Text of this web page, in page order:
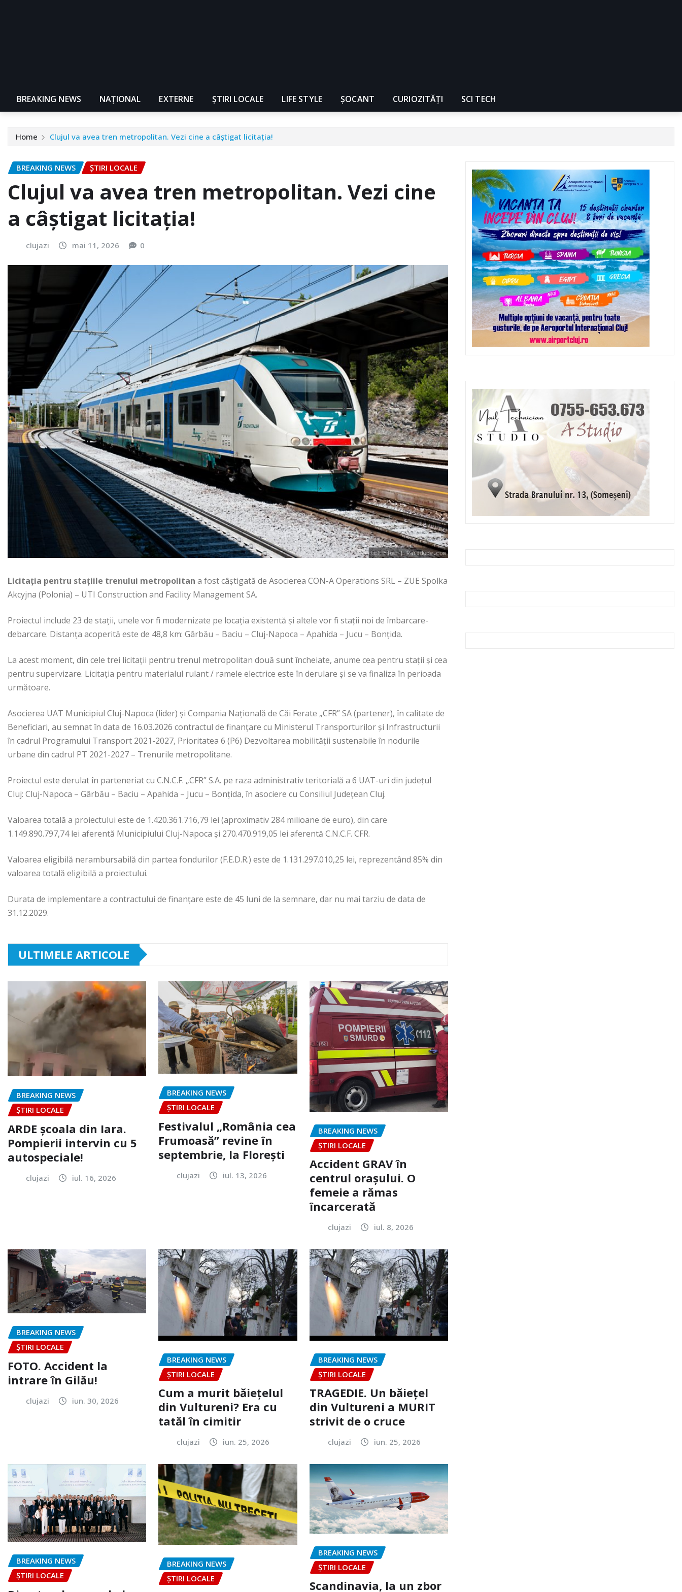
BREAKING NEWS NAŢIONAL EXTERNE ȘTIRI LOCALE LIFE STYLE ȘOCANT CURIOZITĂȚI SCI TECH
Home Clujul va avea tren metropolitan. Vezi cine a câștigat licitația!
BREAKING NEWS ȘTIRI LOCALE
Clujul va avea tren metropolitan. Vezi cine
a câștigat licitația!
clujazi mai 11, 2026 0
Licitația pentru stațiile trenului metropolitan a fost câștigată de Asocierea CON-A Operations SRL – ZUE Spolka
Akcyjna (Polonia) – UTI Construction and Facility Management SA.
Proiectul include 23 de stații, unele vor fi modernizate pe locația existentă și altele vor fi stații noi de îmbarcare-
debarcare. Distanța acoperită este de 48,8 km: Gârbău – Baciu – Cluj-Napoca – Apahida – Jucu – Bonțida.
La acest moment, din cele trei licitații pentru trenul metropolitan două sunt încheiate, anume cea pentru stații și cea
pentru supervizare. Licitația pentru materialul rulant / ramele electrice este în derulare și se va finaliza în perioada
următoare.
Asocierea UAT Municipiul Cluj-Napoca (lider) și Compania Națională de Căi Ferate „CFR” SA (partener), în calitate de
Beneficiari, au semnat în data de 16.03.2026 contractul de finanțare cu Ministerul Transporturilor și Infrastructurii
în cadrul Programului Transport 2021-2027, Prioritatea 6 (P6) Dezvoltarea mobilității sustenabile în nodurile
urbane din cadrul PT 2021-2027 – Trenurile metropolitane.
Proiectul este derulat în parteneriat cu C.N.C.F. „CFR” S.A. pe raza administrativ teritorială a 6 UAT-uri din județul
Cluj: Cluj-Napoca – Gârbău – Baciu – Apahida – Jucu – Bonţida, în asociere cu Consiliul Județean Cluj.
Valoarea totală a proiectului este de 1.420.361.716,79 lei (aproximativ 284 milioane de euro), din care
1.149.890.797,74 lei aferentă Municipiului Cluj-Napoca și 270.470.919,05 lei aferentă C.N.C.F. CFR.
Valoarea eligibilă nerambursabilă din partea fondurilor (F.E.D.R.) este de 1.131.297.010,25 lei, reprezentând 85% din
valoarea totală eligibilă a proiectului.
Durata de implementare a contractului de finanțare este de 45 luni de la semnare, dar nu mai tarziu de data de
31.12.2029.
ULTIMELE ARTICOLE
BREAKING NEWS
ȘTIRI LOCALE
ARDE școala din Iara.
Pompierii intervin cu 5
autospeciale!
clujazi iul. 16, 2026
BREAKING NEWS
ȘTIRI LOCALE
Festivalul „România cea
Frumoasă” revine în
septembrie, la Florești
clujazi iul. 13, 2026
BREAKING NEWS
ȘTIRI LOCALE
Accident GRAV în
centrul orașului. O
femeie a rămas
încarcerată
clujazi iul. 8, 2026
BREAKING NEWS
ȘTIRI LOCALE
FOTO. Accident la
intrare în Gilău!
clujazi iun. 30, 2026
BREAKING NEWS
ȘTIRI LOCALE
Cum a murit băiețelul
din Vultureni? Era cu
tatăl în cimitir
clujazi iun. 25, 2026
BREAKING NEWS
ȘTIRI LOCALE
TRAGEDIE. Un băiețel
din Vultureni a MURIT
strivit de o cruce
clujazi iun. 25, 2026
BREAKING NEWS
ȘTIRI LOCALE
BREAKING NEWS
ȘTIRI LOCALE
BREAKING NEWS
ȘTIRI LOCALE
Scandinavia, la un zbor